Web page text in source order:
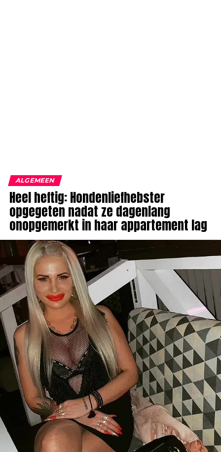
ALGEMEEN
Heel heftig: Hondenliefhebster
opgegeten nadat ze dagenlang
onopgemerkt in haar appartement lag